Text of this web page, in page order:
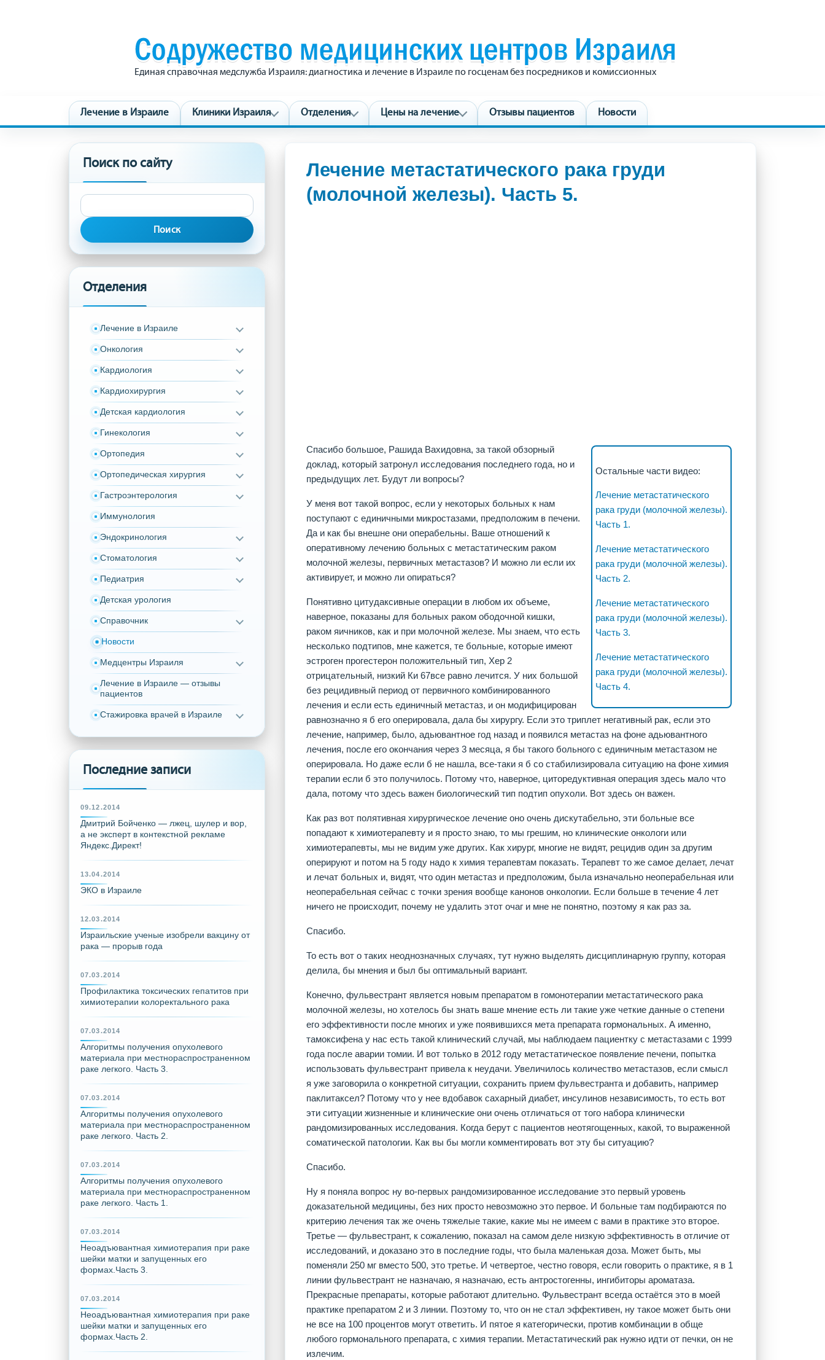
Единая справочная медслужба Израиля: диагностика и лечение в Израиле по госценам без посредников и комиссионных
Лечение в Израиле Клиники Израиля Отделения Цены на лечение Отзывы пациентов Новости
Поиск по сайту
Найти:
Отделения
Лечение в Израиле
Онкология
Кардиология
Кардиохирургия
Детская кардиология
Гинекология
Ортопедия
Ортопедическая хирургия
Гастроэнтерология
Иммунология
Эндокринология
Стоматология
Педиатрия
Детская урология
Справочник
Новости
Медцентры Израиля
Лечение в Израиле — отзывы
пациентов
Стажировка врачей в Израиле
Последние записи
09.12.2014
Дмитрий Бойченко — лжец, шулер и вор,
а не эксперт в контекстной рекламе
Яндекс.Директ!
13.04.2014
ЭКО в Израиле
12.03.2014
Израильские ученые изобрели вакцину от
рака — прорыв года
07.03.2014
Профилактика токсических гепатитов при
химиотерапии колоректального рака
07.03.2014
Алгоритмы получения опухолевого
материала при местнораспространенном
раке легкого. Часть 3.
07.03.2014
Алгоритмы получения опухолевого
материала при местнораспространенном
раке легкого. Часть 2.
07.03.2014
Алгоритмы получения опухолевого
материала при местнораспространенном
раке легкого. Часть 1.
07.03.2014
Неоадъювантная химиотерапия при раке
шейки матки и запущенных его
формах.Часть 3.
07.03.2014
Неоадъювантная химиотерапия при раке
шейки матки и запущенных его
формах.Часть 2.
Лечение метастатического рака груди
(молочной железы). Часть 5.
Остальные части видео:
Лечение метастатического
рака груди (молочной железы).
Часть 1.
Лечение метастатического
рака груди (молочной железы).
Часть 2.
Лечение метастатического
рака груди (молочной железы).
Часть 3.
Лечение метастатического
рака груди (молочной железы).
Часть 4.
Спасибо большое, Рашида Вахидовна, за такой обзорный
доклад, который затронул исследования последнего года, но и
предыдущих лет. Будут ли вопросы?
У меня вот такой вопрос, если у некоторых больных к нам
поступают с единичными микростазами, предположим в печени.
Да и как бы внешне они операбельны. Ваше отношений к
оперативному лечению больных с метастатическим раком
молочной железы, первичных метастазов? И можно ли если их
активирует, и можно ли опираться?
Понятивно цитудаксивные операции в любом их объеме,
наверное, показаны для больных раком ободочной кишки,
раком яичников, как и при молочной железе. Мы знаем, что есть
несколько подтипов, мне кажется, те больные, которые имеют
эстроген прогестерон положительный тип, Хер 2
отрицательный, низкий Ки 67все равно лечится. У них большой
без рецидивный период от первичного комбинированного
лечения и если есть единичный метастаз, и он модифицирован
равнозначно я б его оперировала, дала бы хирургу. Если это триплет негативный рак, если это
лечение, например, было, адьювантное год назад и появился метастаз на фоне адьювантного
лечения, после его окончания через 3 месяца, я бы такого больного с единичным метастазом не
оперировала. Но даже если б не нашла, все-таки я б со стабилизировала ситуацию на фоне химия
терапии если б это получилось. Потому что, наверное, циторедуктивная операция здесь мало что
дала, потому что здесь важен биологический тип подтип опухоли. Вот здесь он важен.
Как раз вот полятивная хирургическое лечение оно очень дискутабельно, эти больные все
попадают к химиотерапевту и я просто знаю, то мы грешим, но клинические онкологи или
химиотерапевты, мы не видим уже других. Как хирург, многие не видят, рецидив один за другим
оперируют и потом на 5 году надо к химия терапевтам показать. Терапевт то же самое делает, лечат
и лечат больных и, видят, что один метастаз и предположим, была изначально неоперабельная или
неоперабельная сейчас с точки зрения вообще канонов онкологии. Если больше в течение 4 лет
ничего не происходит, почему не удалить этот очаг и мне не понятно, поэтому я как раз за.
Спасибо.
То есть вот о таких неоднозначных случаях, тут нужно выделять дисциплинарную группу, которая
делила, бы мнения и был бы оптимальный вариант.
Конечно, фульвестрант является новым препаратом в гомонотерапии метастатического рака
молочной железы, но хотелось бы знать ваше мнение есть ли такие уже четкие данные о степени
его эффективности после многих и уже появившихся мета препарата гормональных. А именно,
тамоксифена у нас есть такой клинический случай, мы наблюдаем пациентку с метастазами с 1999
года после аварии томии. И вот только в 2012 году метастатическое появление печени, попытка
использовать фульвестрант привела к неудачи. Увеличилось количество метастазов, если смысл
я уже заговорила о конкретной ситуации, сохранить прием фульвестранта и добавить, например
паклитаксел? Потому что у нее вдобавок сахарный диабет, инсулинов независимость, то есть вот
эти ситуации жизненные и клинические они очень отличаться от того набора клинически
рандомизированных исследования. Когда берут с пациентов неотягощенных, какой, то выраженной
соматической патологии. Как вы бы могли комментировать вот эту бы ситуацию?
Спасибо.
Ну я поняла вопрос ну во-первых рандомизированное исследование это первый уровень
доказательной медицины, без них просто невозможно это первое. И больные там подбираются по
критерию лечения так же очень тяжелые такие, какие мы не имеем с вами в практике это второе.
Третье — фульвестрант, к сожалению, показал на самом деле низкую эффективность в отличие от
исследований, и доказано это в последние годы, что была маленькая доза. Может быть, мы
поменяли 250 мг вместо 500, это третье. И четвертое, честно говоря, если говорить о практике, я в 1
линии фульвестрант не назначаю, я назначаю, есть антростогенны, ингибиторы ароматаза.
Прекрасные препараты, которые работают длительно. Фульвестрант всегда остаётся это в моей
практике препаратом 2 и 3 линии. Поэтому то, что он не стал эффективен, ну такое может быть они
не все на 100 процентов могут ответить. И пятое я категорически, против комбинации в обще
любого гормонального препарата, с химия терапии. Метастатический рак нужно идти от печки, он не
излечим.